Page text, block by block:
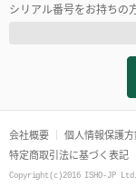
シリアル番号をお持ちの
会社概要 個人情報保護
特定商取引法に基づく表記
Copyright(c)2016 ISHO-JP